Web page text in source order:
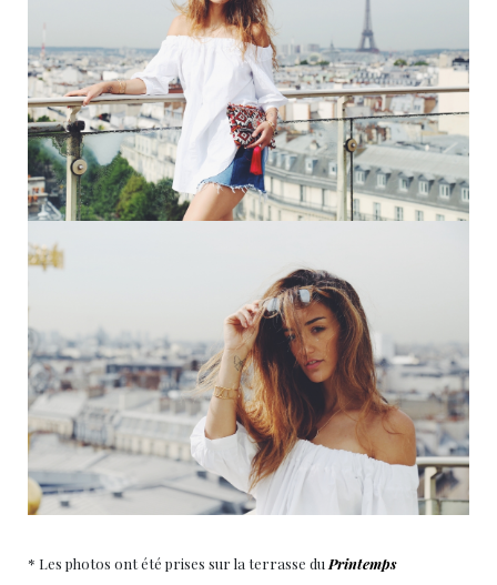
* Les photos ont été prises sur la terrasse du Printemps